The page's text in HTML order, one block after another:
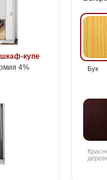
шкаф-купе
4% Бук